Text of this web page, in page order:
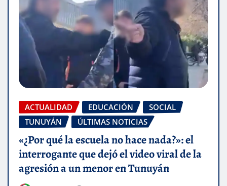
ACTUALIDAD EDUCACIÓN
SOCIAL
TUNUYÁN
ÚLTIMAS NOTICIAS
«¿Por qué la escuela no hace nada?»: el
interrogante que dejó el video viral de la
agresión a un menor en Tunuyán